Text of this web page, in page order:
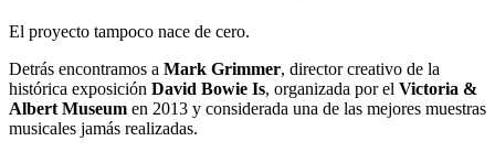
El proyecto tampoco nace de cero.
Detrás encontramos a Mark Grimmer, director creativo de la
histórica exposición David Bowie Is, organizada por el Victoria &
Albert Museum en 2013 y considerada una de las mejores muestras
musicales jamás realizadas.